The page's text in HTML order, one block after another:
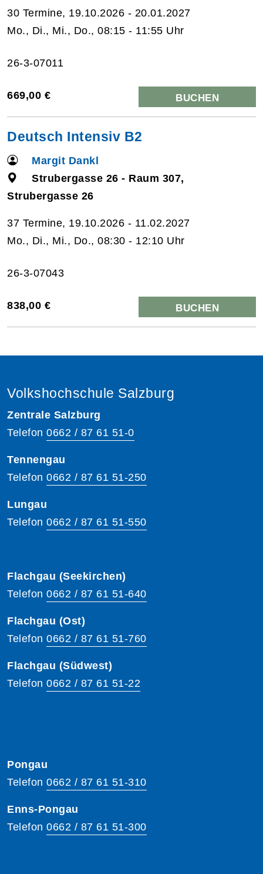
30 Termine, 19.10.2026 - 20.01.2027
Mo., Di., Mi., Do., 08:15 - 11:55 Uhr
26-3-07011
669,00 € BUCHEN
Deutsch Intensiv B2
Margit Dankl
Strubergasse 26 - Raum 307,
Strubergasse 26
37 Termine, 19.10.2026 - 11.02.2027
Mo., Di., Mi., Do., 08:30 - 12:10 Uhr
26-3-07043
838,00 € BUCHEN
Volkshochschule Salzburg
Zentrale Salzburg
Telefon 0662 / 87 61 51-0
Tennengau
Telefon 0662 / 87 61 51-250
Lungau
Telefon 0662 / 87 61 51-550
Flachgau (Seekirchen)
Telefon 0662 / 87 61 51-640
Flachgau (Ost)
Telefon 0662 / 87 61 51-760
Flachgau (Südwest)
Telefon 0662 / 87 61 51-22
Pongau
Telefon 0662 / 87 61 51-310
Enns-Pongau
Telefon 0662 / 87 61 51-300